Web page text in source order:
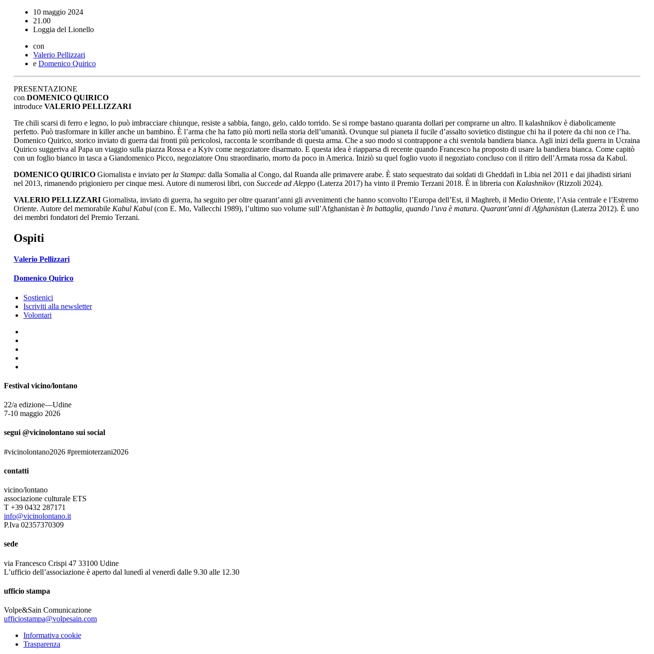
10 maggio 2024
21.00
Loggia del Lionello
con
Valerio Pellizzari
e Domenico Quirico
PRESENTAZIONE
con DOMENICO QUIRICO
introduce VALERIO PELLIZZARI
Tre chili scarsi di ferro e legno, lo può imbracciare chiunque, resiste a sabbia, fango, gelo, caldo torrido. Se si rompe bastano quaranta dollari per comprarne un altro. Il kalashnikov è diabolicamente
perfetto. Può trasformare in killer anche un bambino. È l’arma che ha fatto più morti nella storia dell’umanità. Ovunque sul pianeta il fucile d’assalto sovietico distingue chi ha il potere da chi non ce l’ha.
Domenico Quirico, storico inviato di guerra dai fronti più pericolosi, racconta le scorribande di questa arma. Che a suo modo si contrappone a chi sventola bandiera bianca. Agli inizi della guerra in Ucraina
Quirico suggeriva al Papa un viaggio sulla piazza Rossa e a Kyiv come negoziatore disarmato. E questa idea è riapparsa di recente quando Francesco ha proposto di usare la bandiera bianca. Come capitò
con un foglio bianco in tasca a Giandomenico Picco, negoziatore Onu straordinario, morto da poco in America. Iniziò su quel foglio vuoto il negoziato concluso con il ritiro dell’Armata rossa da Kabul.
DOMENICO QUIRICO Giornalista e inviato per la Stampa: dalla Somalia al Congo, dal Ruanda alle primavere arabe. È stato sequestrato dai soldati di Gheddafi in Libia nel 2011 e dai jihadisti siriani
nel 2013, rimanendo prigioniero per cinque mesi. Autore di numerosi libri, con Succede ad Aleppo (Laterza 2017) ha vinto il Premio Terzani 2018. È in libreria con Kalashnikov (Rizzoli 2024).
VALERIO PELLIZZARI Giornalista, inviato di guerra, ha seguito per oltre quarant’anni gli avvenimenti che hanno sconvolto l’Europa dell’Est, il Maghreb, il Medio Oriente, l’Asia centrale e l’Estremo
Oriente. Autore del memorabile Kabul Kabul (con E. Mo, Vallecchi 1989), l’ultimo suo volume sull’Afghanistan è In battaglia, quando l’uva è matura. Quarant’anni di Afghanistan (Laterza 2012). È uno
dei membri fondatori del Premio Terzani.
Ospiti
Valerio Pellizzari
Domenico Quirico
Sostienici
Iscriviti alla newsletter
Volontari
Festival vicino/lontano
22/a edizione—Udine
7-10 maggio 2026
segui @vicinolontano sui social
#vicinolontano2026 #premioterzani2026
contatti
vicino/lontano
associazione culturale ETS
T +39 0432 287171
info@vicinolontano.it
P.Iva 02357370309
sede
via Francesco Crispi 47 33100 Udine
L’ufficio dell’associazione è aperto dal lunedì al venerdì dalle 9.30 alle 12.30
ufficio stampa
Volpe&Sain Comunicazione
ufficiostampa@volpesain.com
Informativa cookie
Trasparenza